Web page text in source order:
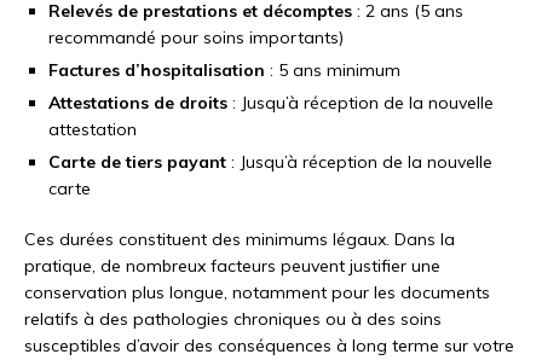
Relevés de prestations et décomptes : 2 ans (5 ans
recommandé pour soins importants)
Factures d’hospitalisation : 5 ans minimum
Attestations de droits : Jusqu’à réception de la nouvelle
attestation
Carte de tiers payant : Jusqu’à réception de la nouvelle
carte
Ces durées constituent des minimums légaux. Dans la
pratique, de nombreux facteurs peuvent justifier une
conservation plus longue, notamment pour les documents
relatifs à des pathologies chroniques ou à des soins
susceptibles d’avoir des conséquences à long terme sur votre